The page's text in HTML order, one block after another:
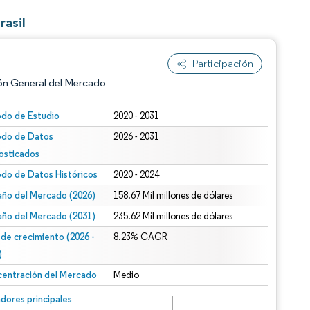
Participación
General del Mercado
de Estudio 2020 - 2031
de Datos
2026 - 2031
de Datos Históricos 2020 - 2024
del Mercado (2026) 158.67 Mil millones de dólares
del Mercado (2031) 235.62 Mil millones de dólares
de crecimiento (2026 -
8.23% CAGR
del Mercado Medio
principales
© Mordor Intelligence. El uso requiere atribución según CC BY 4.0.
CC BY 4.0.